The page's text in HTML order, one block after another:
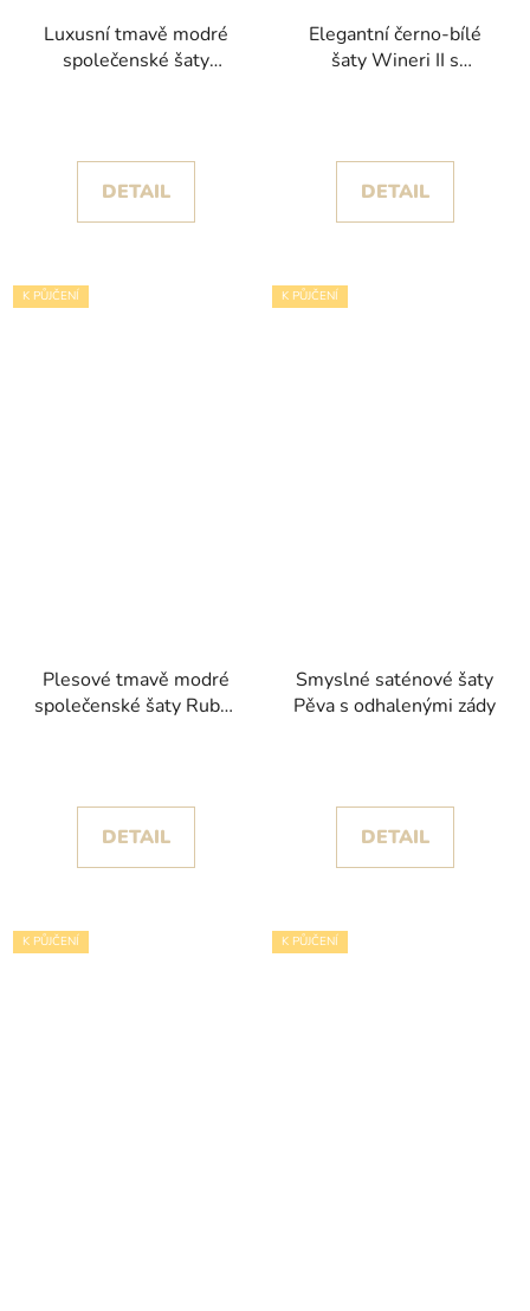
Luxusní tmavě modré
společenské šaty
DETAIL
Elegantní černo-bílé
šaty Wineri II s
DETAIL
K PŮJČENÍ
Plesové tmavě modré
společenské šaty Rubar
DETAIL
K PŮJČENÍ
Smyslné saténové šaty
Pěva s odhalenými zády
DETAIL
K PŮJČENÍ K PŮJČENÍ